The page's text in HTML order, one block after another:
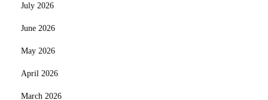
July 2026
June 2026
May 2026
April 2026
March 2026